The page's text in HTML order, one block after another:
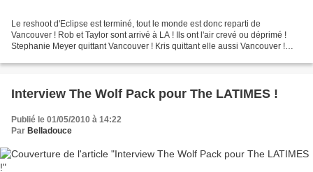
Le reshoot d'Eclipse est terminé, tout le monde est donc reparti de
Vancouver ! Rob et Taylor sont arrivé à LA ! Ils ont l'air crevé ou déprimé !
Stephanie Meyer quittant Vancouver ! Kris quittant elle aussi Vancouver !
Interview The Wolf Pack pour The LATIMES !
Publié le 01/05/2010 à 14:22
Par Belladouce